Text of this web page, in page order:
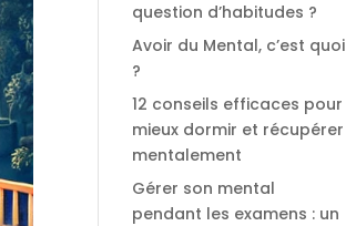
question d’habitudes ?
Avoir du Mental, c’est quoi
?
12 conseils efficaces pour
mieux dormir et récupérer
mentalement
Gérer son mental
pendant les examens : un